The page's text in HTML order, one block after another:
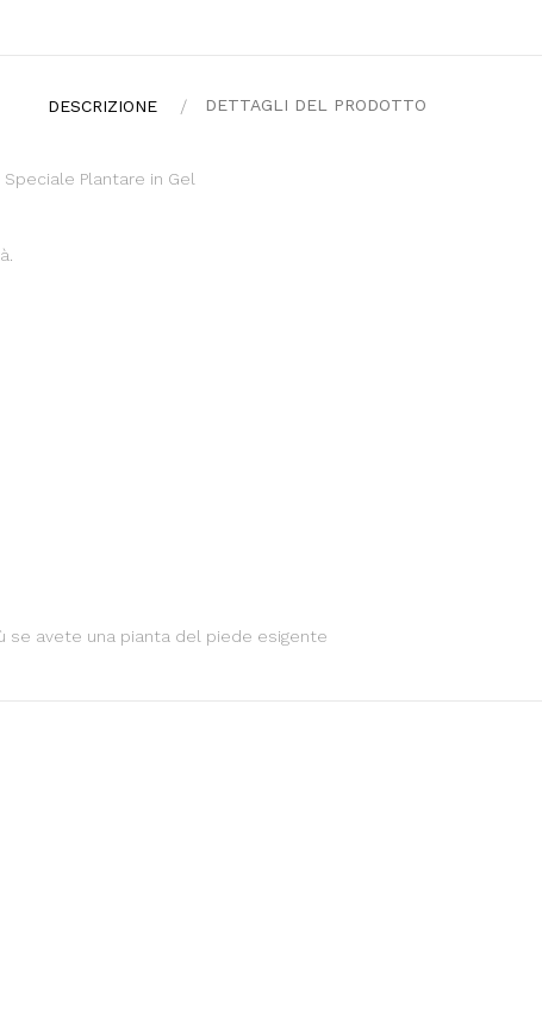
DESCRIZIONE DETTAGLI DEL PRODOTTO
Plantare in Gel
se avete una pianta del piede esigente